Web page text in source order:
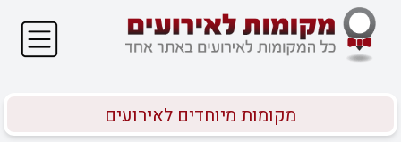
מקומות מיוחדים לאירועים